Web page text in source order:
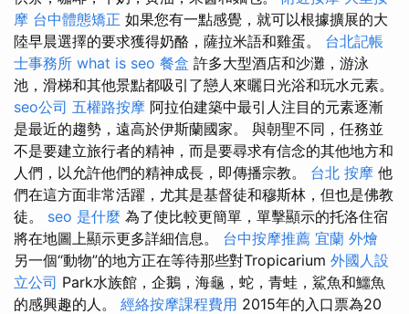
摩 台中體態矯正 如果您有一點感覺，就可以根據擴展的大
陸早晨選擇的要求獲得奶酪，薩拉米語和雞蛋。 台北記帳
士事務所 what is seo 餐盒 許多大型酒店和沙灘，游泳
池，滑梯和其他景點都吸引了戀人來曬日光浴和玩水元素。
seo公司 五權路按摩 阿拉伯建築中最引人注目的元素逐漸
是最近的趨勢，遠高於伊斯蘭國家。 與朝聖不同，任務並
不是要建立旅行者的精神，而是要尋求有信念的其他地方和
人們，以允許他們的精神成長，即傳播宗教。 台北 按摩 他
們在這方面非常活躍，尤其是基督徒和穆斯林，但也是佛教
徒。 seo 是什麼 為了使比較更簡單，單擊顯示的托洛住宿
將在地圖上顯示更多詳細信息。 台中按摩推薦 宜蘭 外燴
另一個“動物”的地方正在等待那些對Tropicarium 外國人設
立公司 Park水族館，企鵝，海龜，蛇，青蛙，鯊魚和鱷魚
的感興趣的人。 經絡按摩課程費用 2015年的入口票為20